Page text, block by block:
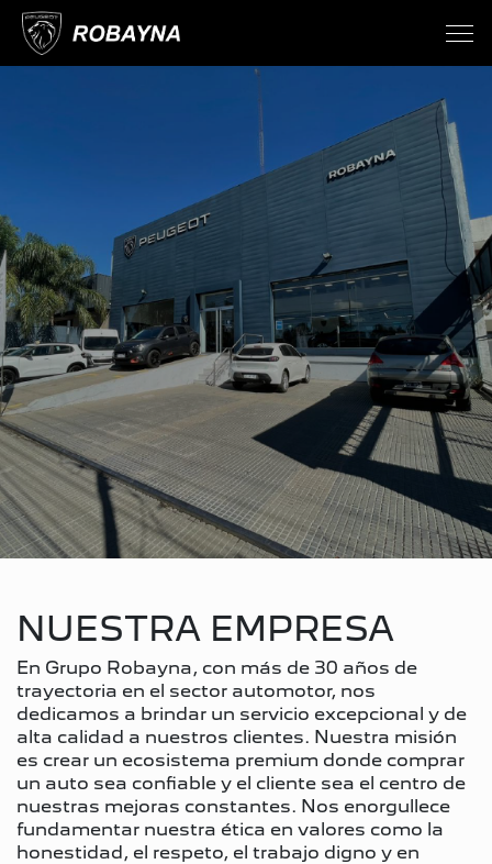
NUESTRA EMPRESA
En Grupo Robayna, con más de 30 años de
trayectoria en el sector automotor, nos
dedicamos a brindar un servicio excepcional y de
alta calidad a nuestros clientes. Nuestra misión
es crear un ecosistema premium donde comprar
un auto sea confiable y el cliente sea el centro de
nuestras mejoras constantes. Nos enorgullece
fundamentar nuestra ética en valores como la
honestidad, el respeto, el trabajo digno y en